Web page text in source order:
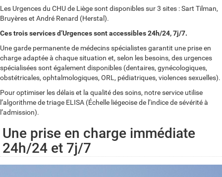
Les Urgences du CHU de Liègesont disponibles sur 3 sites : Sart Tilman,
Bruyères et André Renard (Herstal).
Ces trois services d’Urgences sont accessibles 24h/24, 7j/7.
Une garde permanente de médecins spécialistes garantit une prise en
charge adaptée à chaque situation et, selon les besoins, des urgences
spécialisées sont également disponibles (dentaires, gynécologiques,
obstétricales, ophtalmologiques, ORL, pédiatriques, violences sexuelles).
Pour optimiser les délais et la qualité des soins, notre service utilise
l’algorithme de triage ELISA (Échelle liégeoise de l’indice de sévérité à
l’admission).
Une prise en charge immédiate
24h/24 et 7j/7